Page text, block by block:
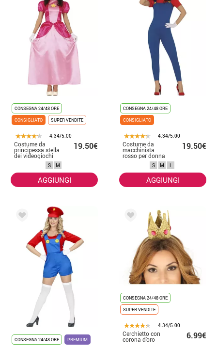
CONSEGNA 24/48 ORE
CONSIGLIATO
SUPER VENDITE
4.34/5.00
Costume da
principessa stella
dei videogiochi
per donna
19.50€
S M
AGGIUNGI
CONSEGNA 24/48 ORE
CONSIGLIATO
4.34/5.00
Costume da
macchinista
rosso per donna
19.50€
S M L
AGGIUNGI
CONSEGNA 24/48 ORE PREMIUM
CONSEGNA 24/48 ORE
SUPER VENDITE
4.34/5.00
Cerchietto con
corona d'oro 6.99€